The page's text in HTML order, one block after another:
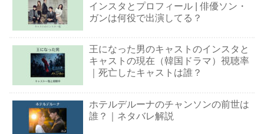
インスタとプロフィール | 俳優ソン・
ガンは何役で出演してる？
王になった男のキャストのインスタと
キャストの現在（韓国ドラマ）視聴率
｜死亡したキャストは誰？
ホテルデルーナのチャンソンの前世は
誰？｜ネタバレ解説